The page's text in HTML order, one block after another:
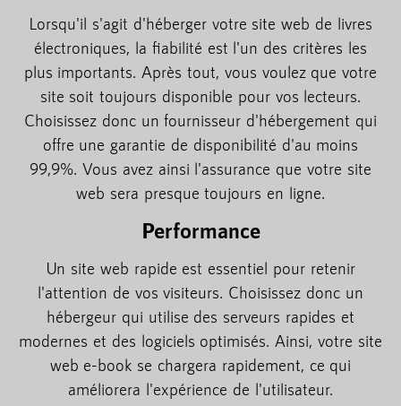
Lorsqu'il s'agit d'héberger votre site web de livres
électroniques, la fiabilité est l'un des critères les
plus importants. Après tout, vous voulez que votre
site soit toujours disponible pour vos lecteurs.
Choisissez donc un fournisseur d'hébergement qui
offre une garantie de disponibilité d'au moins
99,9%. Vous avez ainsi l'assurance que votre site
web sera presque toujours en ligne.
Performance
Un site web rapide est essentiel pour retenir
l'attention de vos visiteurs. Choisissez donc un
hébergeur qui utilise des serveurs rapides et
modernes et des logiciels optimisés. Ainsi, votre site
web e-book se chargera rapidement, ce qui
améliorera l'expérience de l'utilisateur.